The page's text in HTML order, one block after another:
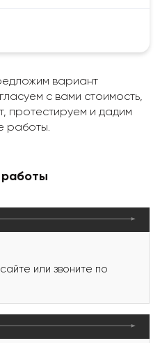
вариант
с вами стоимость,
протестируем и дадим
работы.
или звоните по